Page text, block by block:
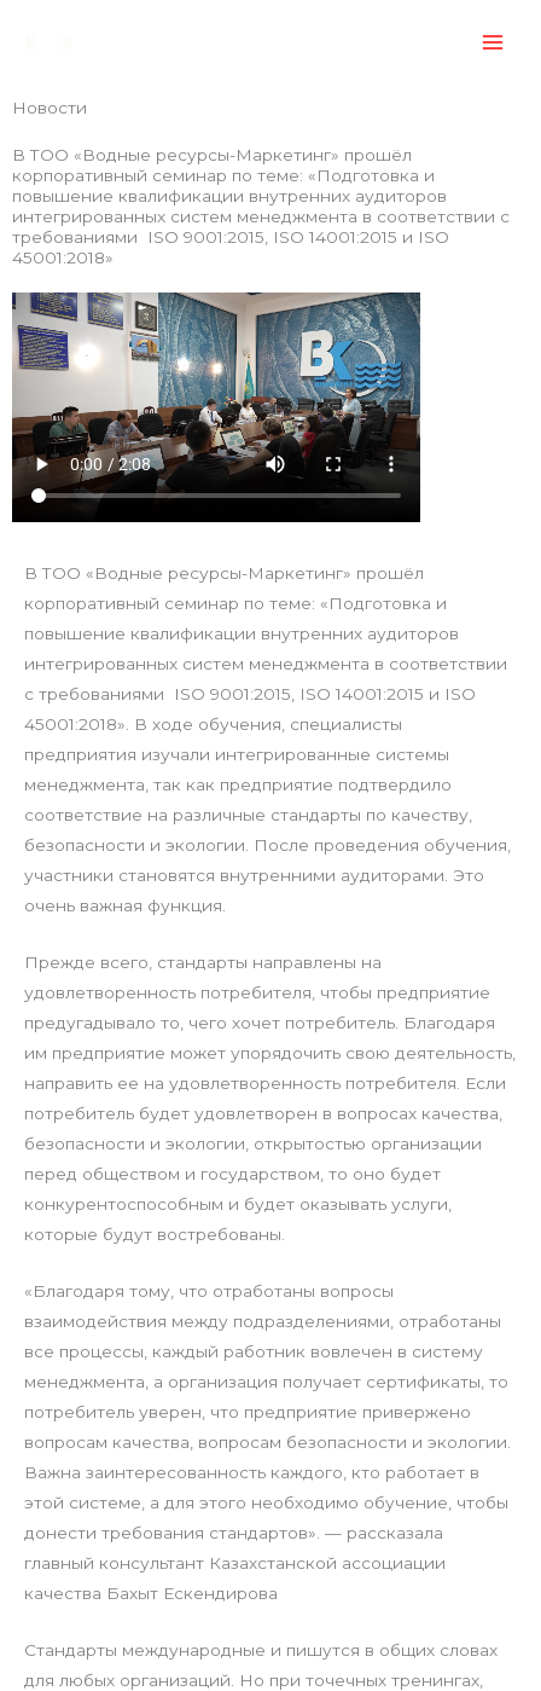
Новости
В ТОО «Водные ресурсы-Маркетинг» прошёл
корпоративный семинар по теме: «Подготовка и
повышение квалификации внутренних аудиторов
интегрированных систем менеджмента в соответствии с
требованиями ISO 9001:2015, ISO 14001:2015 и ISO
45001:2018»
В ТОО «Водные ресурсы-Маркетинг» прошёл
корпоративный семинар по теме: «Подготовка и
повышение квалификации внутренних аудиторов
интегрированных систем менеджмента в соответствии
с требованиями ISO 9001:2015, ISO 14001:2015 и ISO
45001:2018». В ходе обучения, специалисты
предприятия изучали интегрированные системы
менеджмента, так как предприятие подтвердило
соответствие на различные стандарты по качеству,
безопасности и экологии. После проведения обучения,
участники становятся внутренними аудиторами. Это
очень важная функция.
Прежде всего, стандарты направлены на
удовлетворенность потребителя, чтобы предприятие
предугадывало то, чего хочет потребитель. Благодаря
им предприятие может упорядочить свою деятельность,
направить ее на удовлетворенность потребителя. Если
потребитель будет удовлетворен в вопросах качества,
безопасности и экологии, открытостью организации
перед обществом и государством, то оно будет
конкурентоспособным и будет оказывать услуги,
которые будут востребованы.
«Благодаря тому, что отработаны вопросы
взаимодействия между подразделениями, отработаны
все процессы, каждый работник вовлечен в систему
менеджмента, а организация получает сертификаты, то
потребитель уверен, что предприятие привержено
вопросам качества, вопросам безопасности и экологии.
Важна заинтересованность каждого, кто работает в
этой системе, а для этого необходимо обучение, чтобы
донести требования стандартов». — рассказала
главный консультант Казахстанской ассоциации
качества Бахыт Ескендирова
Стандарты международные и пишутся в общих словах
для любых организаций. Но при точечных тренингах,